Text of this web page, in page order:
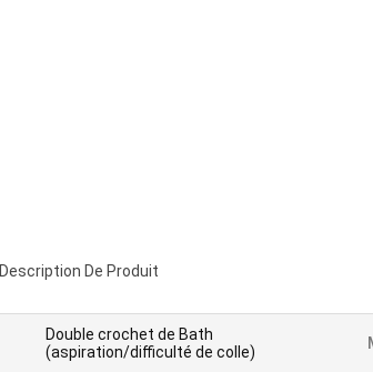
Description De Produit
Double crochet de Bath
(aspiration/difficulté de colle)